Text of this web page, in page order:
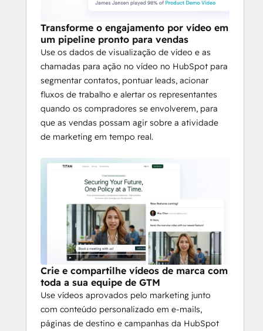
Transforme o engajamento por vídeo em
um pipeline pronto para vendas
Use os dados de visualização de vídeo e as
chamadas para ação no vídeo no HubSpot para
segmentar contatos, pontuar leads, acionar
fluxos de trabalho e alertar os representantes
quando os compradores se envolverem, para
que as vendas possam agir sobre a atividade
de marketing em tempo real.
Crie e compartilhe vídeos de marca com
toda a sua equipe de GTM
Use vídeos aprovados pelo marketing junto
com conteúdo personalizado em e-mails,
páginas de destino e campanhas da HubSpot